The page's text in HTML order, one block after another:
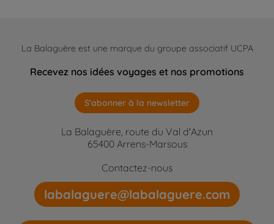
La Balaguère est une marque du groupe associatif UCPA
Recevez nos idées voyages et nos promotions
S'abonner à la newsletter
La Balaguère, route du Val d'Azun
65400 Arrens-Marsous
Contactez-nous
labalaguere@labalaguere.com